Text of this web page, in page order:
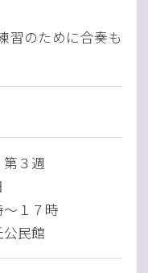
習のために合奏も
３週
１７時
民館